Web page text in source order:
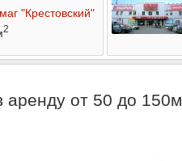
"Крестовский"
2
от 50 до 150м